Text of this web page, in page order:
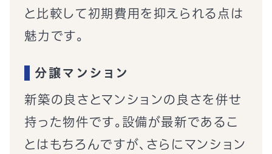
と比較して初期費用を抑えられる点は
魅力です。
分譲マンション
新築の良さとマンションの良さを併せ
持った物件です。設備が最新であるこ
とはもちろんですが、さらにマンション